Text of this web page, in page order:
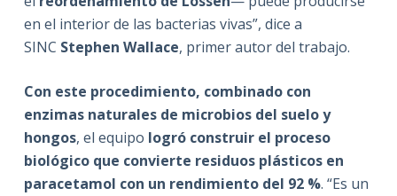
en el interior de las bacterias vivas”, dice a
SINC Stephen Wallace, primer autor del trabajo.
Con este procedimiento, combinado con
enzimas naturales de microbios del suelo y
hongos, el equipo logró construir el proceso
biológico que convierte residuos plásticos en
paracetamol con un rendimiento del 92 %. “Es un